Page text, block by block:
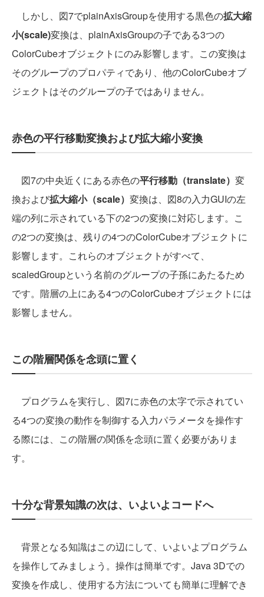
しかし、図7でplainAxisGroupを使用する黒色の拡大縮
小(scale)変換は、plainAxisGroupの子である3つの
ColorCubeオブジェクトにのみ影響します。この変換は
そのグループのプロパティであり、他のColorCubeオブ
ジェクトはそのグループの子ではありません。
赤色の平行移動変換および拡大縮小変換
図7の中央近くにある赤色の平行移動（translate） 変
換および拡大縮小（scale） 変換は、図8の入力GUIの左
端の列に示されている下の2つの変換に対応します。こ
の2つの変換は、残りの4つのColorCubeオブジェクトに
影響します。これらのオブジェクトがすべて、
scaledGroupという名前のグループの子孫にあたるため
です。階層の上にある4つのColorCubeオブジェクトには
影響しません。
この階層関係を念頭に置く
プログラムを実行し、図7に赤色の太字で示されてい
る4つの変換の動作を制御する入力パラメータを操作す
る際には、この階層の関係を念頭に置く必要がありま
す。
十分な背景知識の次は、いよいよコードへ
背景となる知識はこの辺にして、いよいよプログラム
を操作してみましょう。操作は簡単です。Java 3Dでの
変換を作成し、使用する方法についても簡単に理解でき